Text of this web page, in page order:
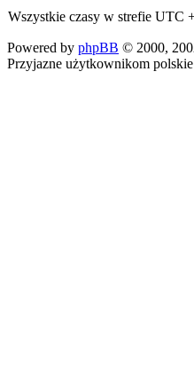
Wszystkie czasy w strefie UTC
Powered by phpBB © 2000,
Przyjazne użytkownikom